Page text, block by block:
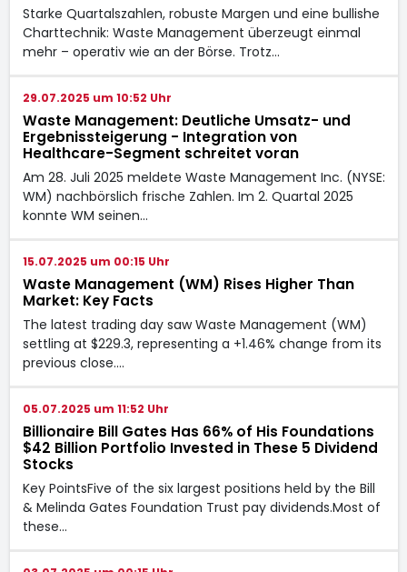
Starke Quartalszahlen, robuste Margen und eine bullishe
Charttechnik: Waste Management überzeugt einmal
mehr – operativ wie an der Börse. Trotz…
29.07.2025 um 10:52 Uhr
Waste Management: Deutliche Umsatz- und
Ergebnissteigerung - Integration von
Healthcare-Segment schreitet voran
Am 28. Juli 2025 meldete Waste Management Inc. (NYSE:
WM) nachbörslich frische Zahlen. Im 2. Quartal 2025
konnte WM seinen…
15.07.2025 um 00:15 Uhr
Waste Management (WM) Rises Higher Than
Market: Key Facts
The latest trading day saw Waste Management (WM)
settling at $229.3, representing a +1.46% change from its
previous close.…
05.07.2025 um 11:52 Uhr
Billionaire Bill Gates Has 66% of His Foundations
$42 Billion Portfolio Invested in These 5 Dividend
Stocks
Key PointsFive of the six largest positions held by the Bill
& Melinda Gates Foundation Trust pay dividends.Most of
these…